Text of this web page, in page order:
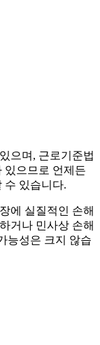
으며, 근로기준법
있으므로 언제든
수 있습니다.
에 실질적인 손해
거나 민사상 손해
능성은 크지 않습